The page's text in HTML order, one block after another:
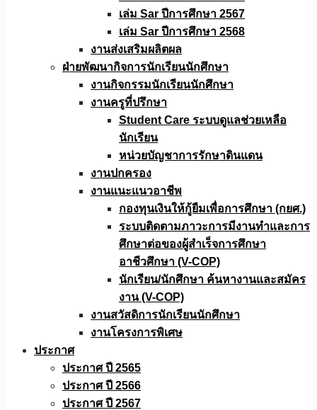
เล่ม Sar ปีการศึกษา 2567
เล่ม Sar ปีการศึกษา 2568
งานส่งเสริมผลิตผล
ฝ่ายพัฒนากิจการนักเรียนนักศึกษา
งานกิจกรรมนักเรียนนักศึกษา
งานครูที่ปรึกษา
Student Care ระบบดูแลช่วยเหลือ
นักเรียน
หน่วยบัญชาการรักษาดินแดน
งานปกครอง
งานแนะแนวอาชีพ
กองทุนเงินให้กู้ยืมเพื่อการศึกษา (กยศ.)
ระบบติดตามภาวะการมีงานทำและการ
ศึกษาต่อของผู้สำเร็จการศึกษา
อาชีวศึกษา (V-COP)
นักเรียน/นักศึกษา ค้นหางานและสมัคร
งาน (V-COP)
งานสวัสดิการนักเรียนนักศึกษา
งานโครงการพิเศษ
ประกาศ
ประกาศ ปี 2565
ประกาศ ปี 2566
ประกาศ ปี 2567